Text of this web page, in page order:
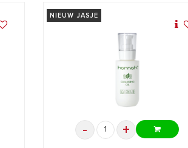
NIEUW JASJE
- +